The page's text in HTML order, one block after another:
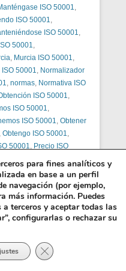
ISO 50001,
ISO 50001,
ISO 50001,
50001,
, Murcia ISO 50001,
50001, Normalizador
, normas, Normativa ISO
ISO 50001,
ISO 50001,
ISO 50001, Obtener
, Obtengo ISO 50001,
50001, Precio ISO
ISO 50001
ISO 50001,
ISO 50001,
ISO 50001,
sin compromiso ISO
, Procedimiento ISO
Registramos ISO 50001
50001 ,Registraría
para fines analíticos y
en base a un perfil
navegación (por ejemplo,
más información. Puedes
terceros y aceptar todas las
configurarlas o rechazar su
Cerrar el banner de